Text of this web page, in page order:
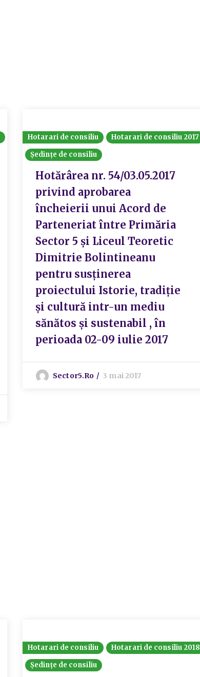
Hotarari de consiliu
Hotarari de consiliu 2017
Ședințe de consiliu
Hotărârea nr. 54/03.05.2017
privind aprobarea
încheierii unui Acord de
Parteneriat între Primăria
Sector 5 și Liceul Teoretic
Dimitrie Bolintineanu
pentru susținerea
proiectului Istorie, tradiție
și cultură intr-un mediu
sănătos și sustenabil , în
perioada 02-09 iulie 2017
Sector5.ro 3 mai 2017
Hotarari de consiliu
Hotarari de consiliu 2018
Ședințe de consiliu